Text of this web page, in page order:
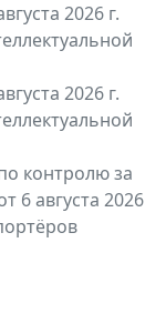
2026 г.
2026 г.
контролю за
6 августа 2026